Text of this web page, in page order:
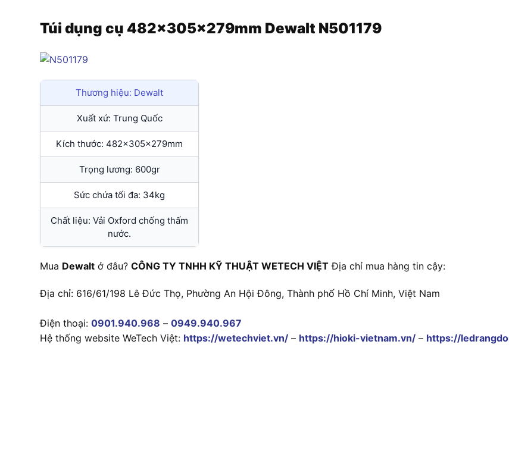
Túi dụng cụ 482x305x279mm Dewalt N501179
Thương hiệu: Dewalt
Xuất xứ: Trung Quốc
Kích thước: 482x305x279mm
Trọng lương: 600gr
Sức chứa tối đa: 34kg
Chất liệu: Vải Oxford chống thấm
nước.
Mua Dewalt ở đâu? CÔNG TY TNHH KỸ THUẬT WETECH VIỆT Địa chỉ mua hàng tin cậy:
Địa chỉ: 616/61/198 Lê Đức Thọ, Phường An Hội Đông, Thành phố Hồ Chí Minh, Việt Nam
Điện thoại: 0901.940.968 – 0949.940.967
Hệ thống website WeTech Việt: https://wetechviet.vn/ – https://hioki-vietnam.vn/ – https://